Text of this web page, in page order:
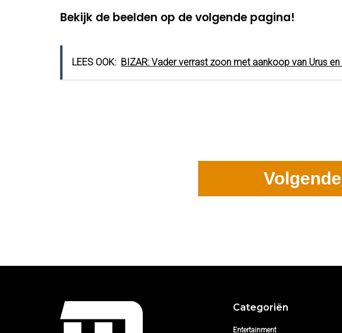
Bekijk de beelden op de volgende pagina!
LEES OOK: BIZAR: Vader verrast zoon met aankoop van Urus
Categoriën
Entertainment